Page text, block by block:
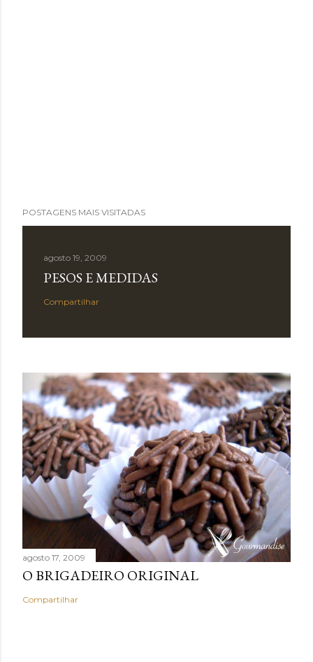
POSTAGENS MAIS VISITADAS
agosto 19, 2009
PESOS E MEDIDAS
Compartilhar
agosto 17, 2009
O BRIGADEIRO ORIGINAL
Compartilhar